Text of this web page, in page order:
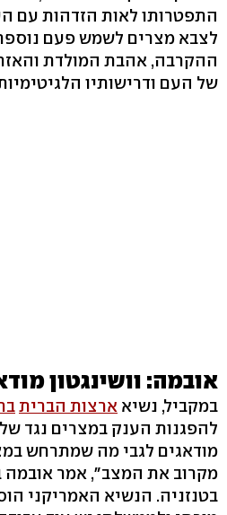
התפטרותו לאות הזדהות עם
לצבא מצרים לשמש פעם
ההקרבה, אהבת המולדת
של העם ודרישותיו
אובמה: וושינגטון
במקביל, נשיא ארצות הברית
להפגנות הענק במצרים נגד
מודאגים לגבי מה שמתרחש
מקרוב את המצב", אמר אובמה
בטנזניה. הנשיא האמריקני